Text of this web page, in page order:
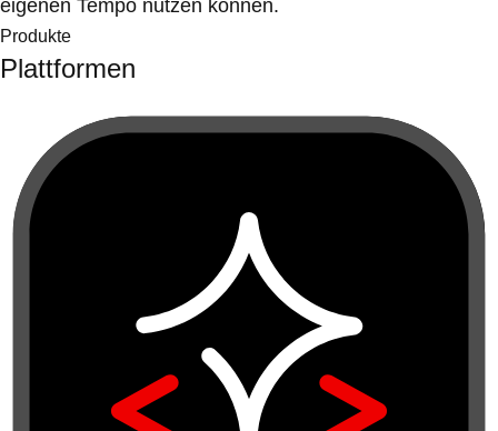
eigenen Tempo nutzen können.
Produkte
Plattformen